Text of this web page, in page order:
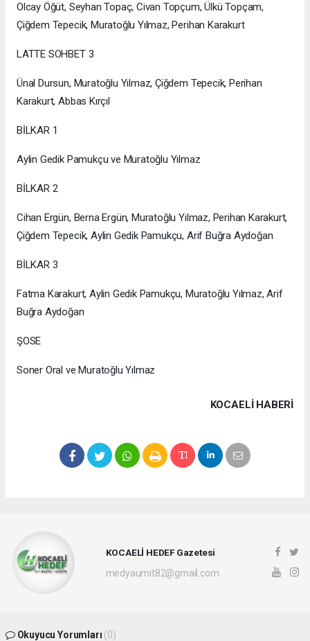
Olcay Öğüt, Seyhan Topaç, Civan Topçum, Ülkü Topçam,
Çiğdem Tepecik, Muratoğlu Yılmaz, Perihan Karakurt
LATTE SOHBET 3
Ünal Dursun, Muratoğlu Yılmaz, Çiğdem Tepecik, Perihan
Karakurt, Abbas Kırçıl
BİLKAR 1
Aylin Gedik Pamukçu ve Muratoğlu Yılmaz
BİLKAR 2
Cihan Ergün, Berna Ergün, Muratoğlu Yılmaz, Perihan Karakurt,
Çiğdem Tepecik, Aylin Gedik Pamukçu, Arif Buğra Aydoğan
BİLKAR 3
Fatma Karakurt, Aylin Gedik Pamukçu, Muratoğlu Yılmaz, Arif
Buğra Aydoğan
ŞOSE
Soner Oral ve Muratoğlu Yılmaz
KOCAELI HABERİ
KOCAELİ HEDEF Gazetesi
medyaumit82@gmail.com
Okuyucu Yorumları (0)